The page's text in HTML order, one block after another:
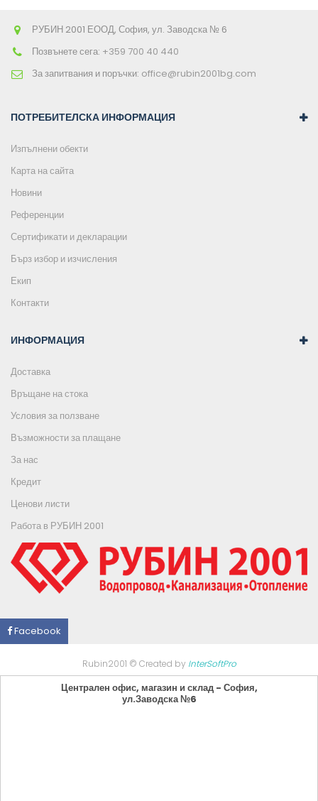
РУБИН 2001 ЕООД, София, ул. Заводска № 6
Позвънете сега: +359 700 40 440
За запитвания и поръчки: office@rubin2001bg.com
ПОТРЕБИТЕЛСКА ИНФОРМАЦИЯ
Изпълнени обекти
Карта на сайта
Новини
Референции
Сертификати и декларации
Бърз избор и изчисления
Екип
Контакти
ИНФОРМАЦИЯ
Доставка
Връщане на стока
Условия за ползване
Възможности за плащане
За нас
Кредит
Ценови листи
Работа в РУБИН 2001
Facebook
Rubin2001 © Created by InterSoftPro
Централен офис, магазин и склад - София,
ул.Заводска №6